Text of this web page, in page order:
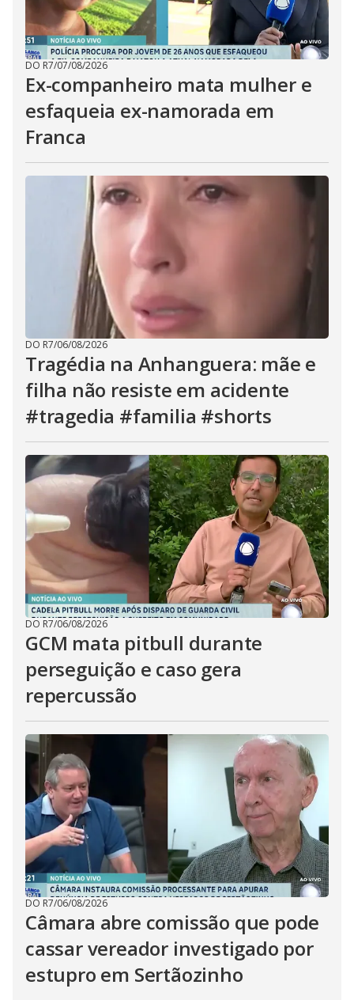
DO R7/07/08/2026
Ex-companheiro mata mulher e
esfaqueia ex-namorada em
Franca
DO R7/06/08/2026
Tragédia na Anhanguera: mãe e
filha não resiste em acidente
#tragedia #familia #shorts
DO R7/06/08/2026
GCM mata pitbull durante
perseguição e caso gera
repercussão
DO R7/06/08/2026
Câmara abre comissão que pode
cassar vereador investigado por
estupro em Sertãozinho